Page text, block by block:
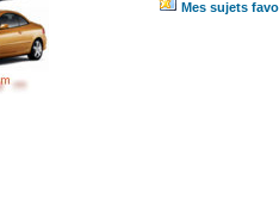
Mes sujets